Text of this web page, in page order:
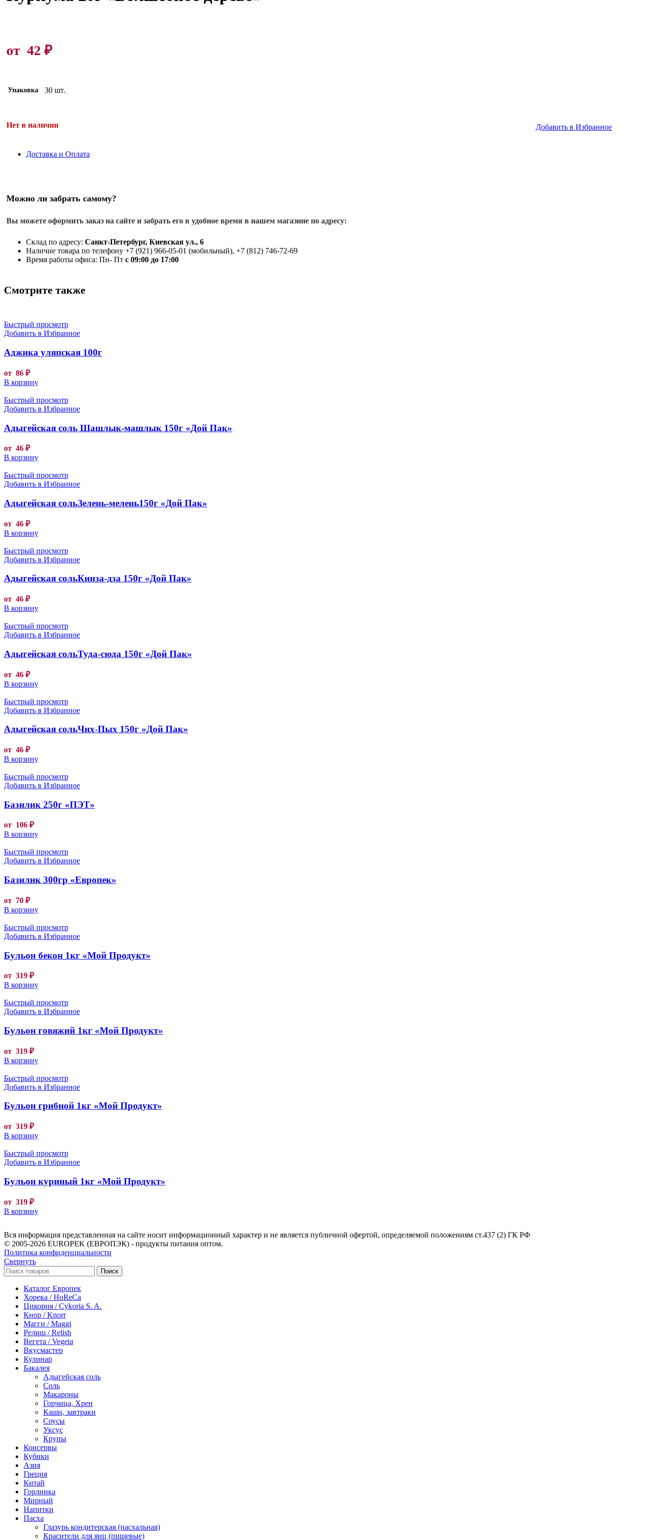
от 42 ₽
Упаковка 30 шт.
Нет в наличии Добавить в Избранное
Доставка и Оплата
Можно ли забрать самому?
Вы можете оформить заказ на сайте и забрать его в удобное время в нашем магазине по адресу:
Склад по адресу: Санкт-Петербург, Киевская ул., 6
Наличие товара по телефону +7 (921) 966-05-01 (мобильный), +7 (812) 746-72-69
Время работы офиса: Пн- Пт с 09:00 до 17:00
Смотрите также
Быстрый просмотр
Добавить в Избранное
Аджика уляпская 100г
от 86 ₽
В корзину
Быстрый просмотр
Добавить в Избранное
Адыгейская соль Шашлык-машлык 150г «Дой Пак»
от 46 ₽
В корзину
Быстрый просмотр
Добавить в Избранное
Адыгейская сольЗелень-мелень150г «Дой Пак»
от 46 ₽
В корзину
Быстрый просмотр
Добавить в Избранное
Адыгейская сольКинза-дза 150г «Дой Пак»
от 46 ₽
В корзину
Быстрый просмотр
Добавить в Избранное
Адыгейская сольТуда-сюда 150г «Дой Пак»
от 46 ₽
В корзину
Быстрый просмотр
Добавить в Избранное
Адыгейская сольЧих-Пых 150г «Дой Пак»
от 46 ₽
В корзину
Быстрый просмотр
Добавить в Избранное
Базилик 250г «ПЭТ»
от 106 ₽
В корзину
Быстрый просмотр
Добавить в Избранное
Базилик 300гр «Европек»
от 70 ₽
В корзину
Быстрый просмотр
Добавить в Избранное
Бульон бекон 1кг «Мой Продукт»
от 319 ₽
В корзину
Быстрый просмотр
Добавить в Избранное
Бульон говяжий 1кг «Мой Продукт»
от 319 ₽
В корзину
Быстрый просмотр
Добавить в Избранное
Бульон грибной 1кг «Мой Продукт»
от 319 ₽
В корзину
Быстрый просмотр
Добавить в Избранное
Бульон куриный 1кг «Мой Продукт»
от 319 ₽
В корзину
Вся информация представленная на сайте носит информационный характер и не является публичной офертой, определяемой положениям ст.437 (2) ГК РФ
© 2005-2026 EUROPEK (ЕВРОПЭК) - продукты питания оптом.
Политика конфиденциальности
Свернуть
Поиск
Каталог Европек
Хорека / HoReCa
Цикория / Cykoria S. A.
Кнор / Knorr
Магги / Maggi
Релиш / Relish
Вегета / Vegeta
Вкусмастер
Кулинар
Бакалея
Адыгейская соль
Соль
Макароны
Горчица, Хрен
Каши, завтраки
Соусы
Уксус
Крупы
Консервы
Кубики
Азия
Греция
Китай
Горлинка
Мирный
Напитки
Пасха
Глазурь кондитерская (пасхальная)
Красители для яиц (пищевые)